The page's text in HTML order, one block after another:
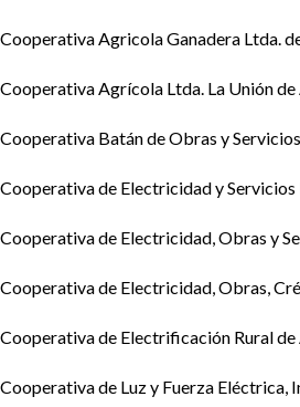
Cooperativa Agricola Ganadera Ltda.
Cooperativa Agrícola Ltda. La Unión
Cooperativa Batán de Obras y
Cooperativa de Electricidad y
Cooperativa de Electricidad, Obras y
Cooperativa de Electricidad, Obras,
Cooperativa de Electrificación Rural
Cooperativa de Luz y Fuerza Eléctrica,